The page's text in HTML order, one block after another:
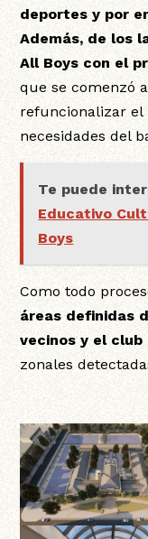
deportes y por
Además, de los
All Boys con el
que se comenzó
refuncionalizar el
necesidades del
Te puede
Educativo
Boys
Como todo
áreas definidas
vecinos y el club
zonales